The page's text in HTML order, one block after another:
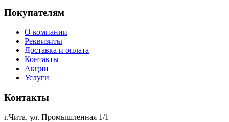
Покупателям
О компании
Реквизиты
Доставка и оплата
Контакты
Акции
Услуги
Контакты
г.Чита. ул. Промышленная 1/1